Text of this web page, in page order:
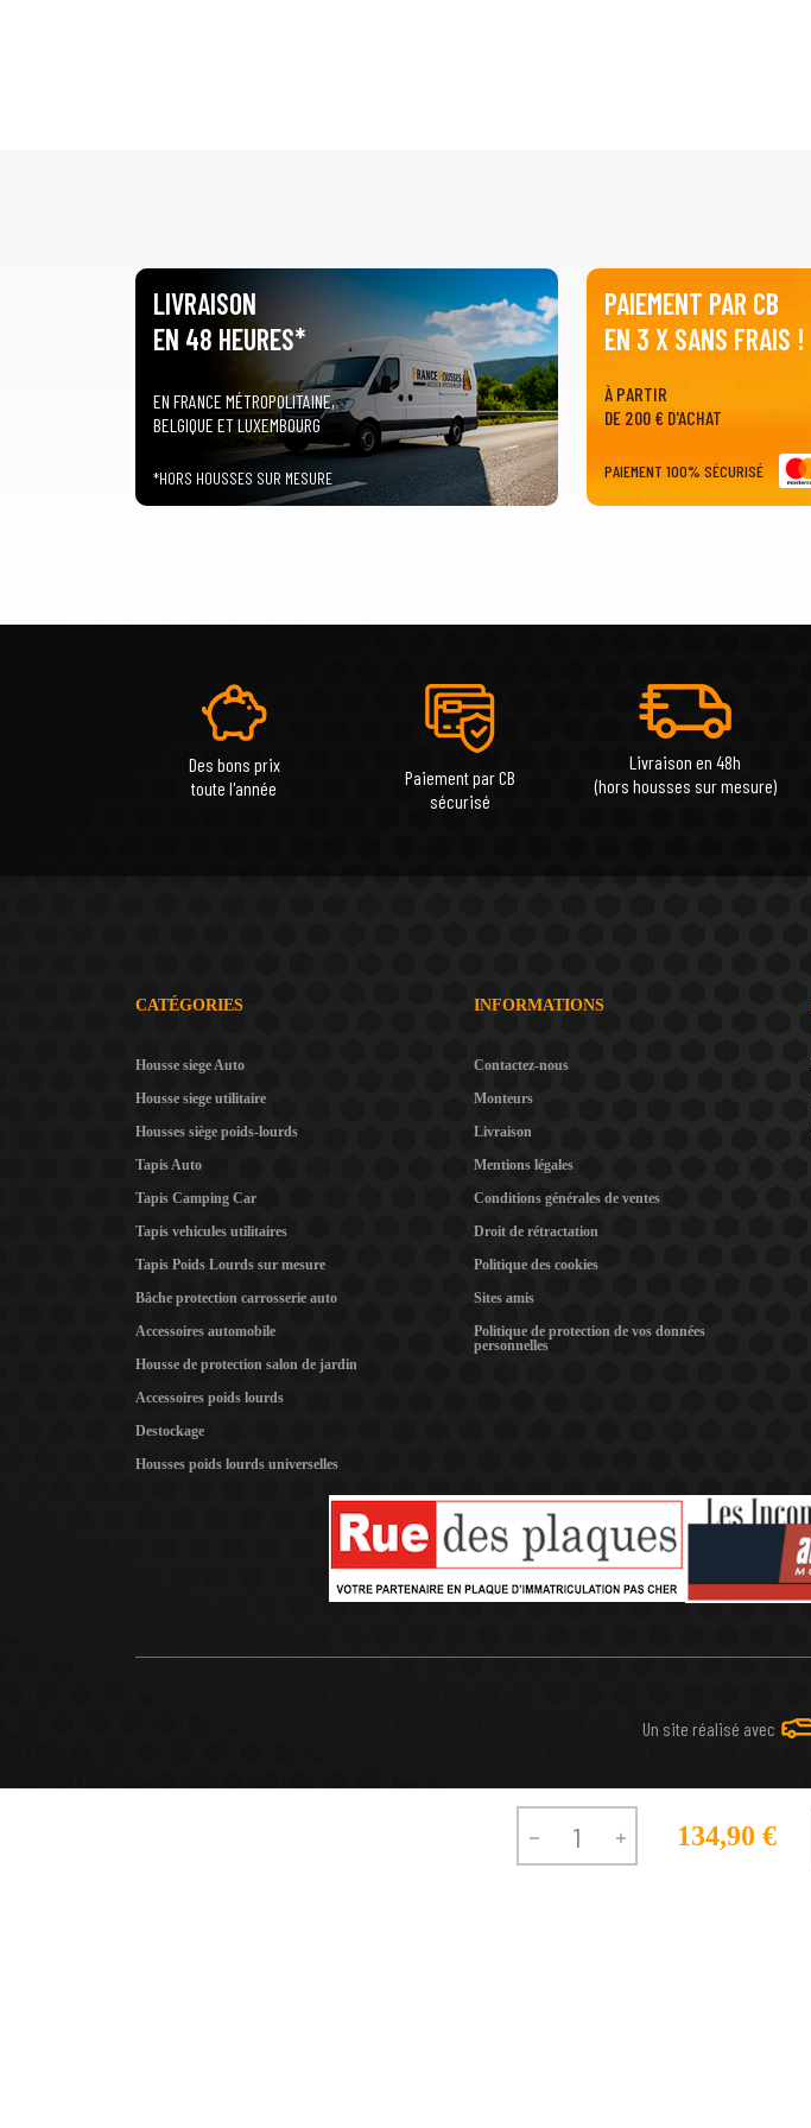
  134,90 €
LIVRAISON
EN 48 HEURES*
EN FRANCE MÉTROPOLITAINE,
BELGIQUE ET LUXEMBOURG
*HORS HOUSSES SUR MESURE
PAIEMENT PAR CB
EN 3 X SANS FRAIS !
À PARTIR
DE 200 € D'ACHAT
PAIEMENT 100% SÉCURISÉ
Des bons prix
toute l'année
Paiement par CB
sécurisé
Livraison en 48h
(hors housses sur mesure)
CATÉGORIES
Housse siege Auto
Housse siege utilitaire
Housses siège poids-lourds
Tapis Auto
Tapis Camping Car
Tapis vehicules utilitaires
Tapis Poids Lourds sur mesure
Bâche protection carrosserie auto
Accessoires automobile
Housse de protection salon de jardin
Accessoires poids lourds
Destockage
Housses poids lourds universelles
INFORMATIONS
Contactez-nous
Monteurs
Livraison
Mentions légales
Conditions générales de ventes
Droit de rétractation
Politique des cookies
Sites amis
Politique de protection de vos données
personnelles
Un site réalisé avec